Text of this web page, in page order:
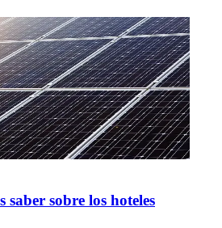
saber sobre los hoteles